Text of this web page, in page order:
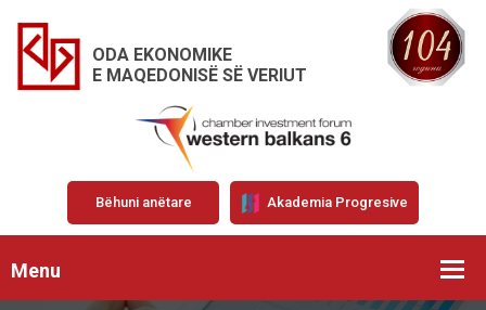
ODA EKONOMIKE
E MAQEDONISË SË VERIUT
Bëhuni anëtare Akademia Progresive
Menu